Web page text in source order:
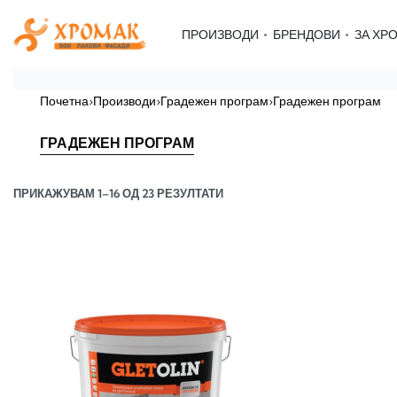
ПРОИЗВОДИ БРЕНДОВИ ЗА
Почетна›Производи›Градежен програм›Градежен програм
ГРАДЕЖЕН ПРОГРАМ
ПРИКАЖУВАМ 1–16 ОД 23 РЕЗУЛТАТИ